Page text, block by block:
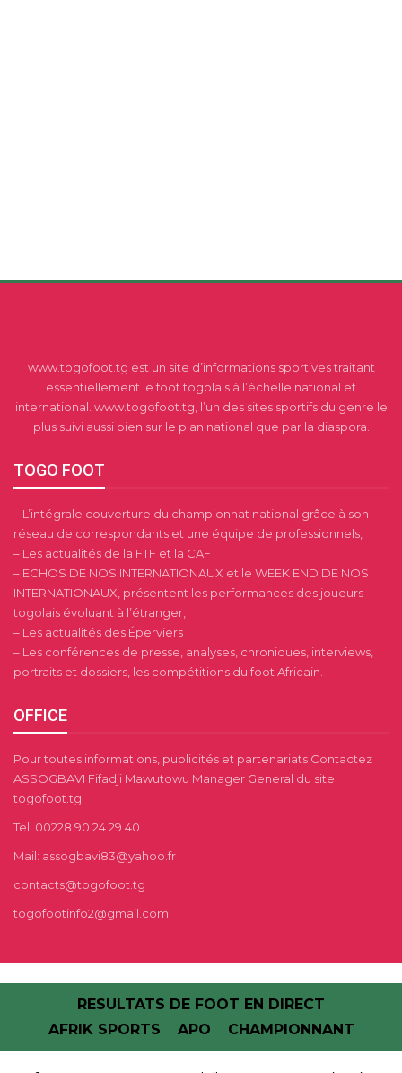
www.togofoot.tg est un site d’informations sportives traitant
essentiellement le foot togolais à l’échelle national et
international. www.togofoot.tg, l’un des sites sportifs du genre le
plus suivi aussi bien sur le plan national que par la diaspora.
TOGO FOOT
– L’intégrale couverture du championnat national grâce à son
réseau de correspondants et une équipe de professionnels,
– Les actualités de la FTF et la CAF
– ECHOS DE NOS INTERNATIONAUX et le WEEK END DE NOS
INTERNATIONAUX, présentent les performances des joueurs
togolais évoluant à l’étranger,
– Les actualités des Éperviers
– Les conférences de presse, analyses, chroniques, interviews,
portraits et dossiers, les compétitions du foot Africain.
OFFICE
Pour toutes informations, publicités et partenariats Contactez
ASSOGBAVI Fifadji Mawutowu Manager General du site
togofoot.tg
Tel: 00228 90 24 29 40
Mail: assogbavi83@yahoo.fr
contacts@togofoot.tg
togofootinfo2@gmail.com
RESULTATS DE FOOT EN DIRECT
AFRIK SPORTS
APO CHAMPIONNANT